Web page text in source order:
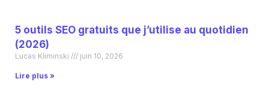
5 outils SEO gratuits que j’utilise au quotidien
(2026)
Lucas Kliminski juin 10, 2026
Lire plus »